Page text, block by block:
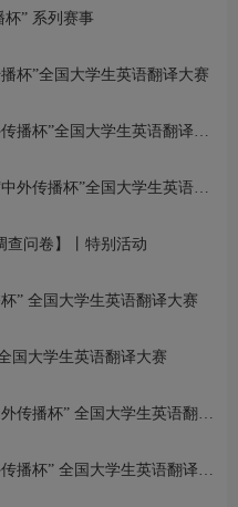
赛*3 刚刚进行了关注
杯” 系列赛事
杯”全国大学生英语翻译大赛
列入竞赛榜单院校丨第三届“中外传播杯”全国大学生英语翻译大赛
【各院校宣传风采展示】第三届“中外传播杯”全国大学生英语翻译大赛
查问卷】丨特别活动
” 全国大学生英语翻译大赛
国大学生英语翻译大赛
推荐信申领方式说明丨第三届“中外传播杯” 全国大学生英语翻译大赛
免费课程观看方式丨第三届“中外传播杯” 全国大学生英语翻译大赛